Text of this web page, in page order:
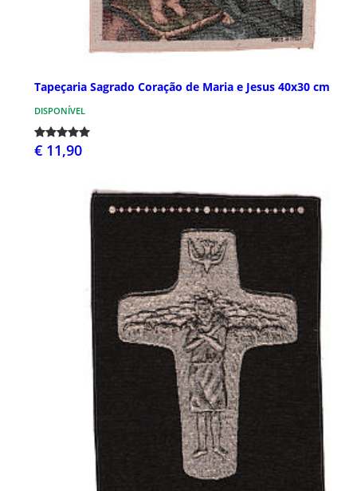
Tapeçaria Sagrado Coração de Maria e Jesus 40x30 cm
DISPONÍVEL
€ 11,90